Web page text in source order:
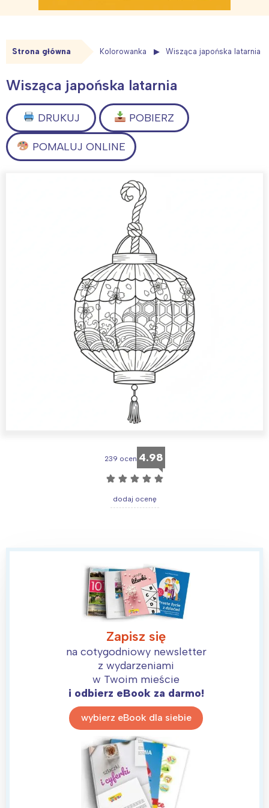
Strona główna Kolorowanka Wisząca japońska latarnia
Wisząca japońska latarnia
DRUKUJ POBIERZ
POMALUJ ONLINE
239 ocen 4.98
☆ ☆ ☆ ☆ ☆
dodaj ocenę
Zapisz się
na cotygodniowy newsletter
z wydarzeniami
w Twoim mieście
i odbierz eBook za darmo!
wybierz eBook dla siebie